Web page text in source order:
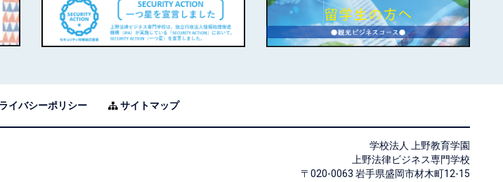
イバシーポリシー サイトマップ
学校法人 上野教育学園
上野法律ビジネス専門学校
〒020-0063 岩手県盛岡市材木町12-15